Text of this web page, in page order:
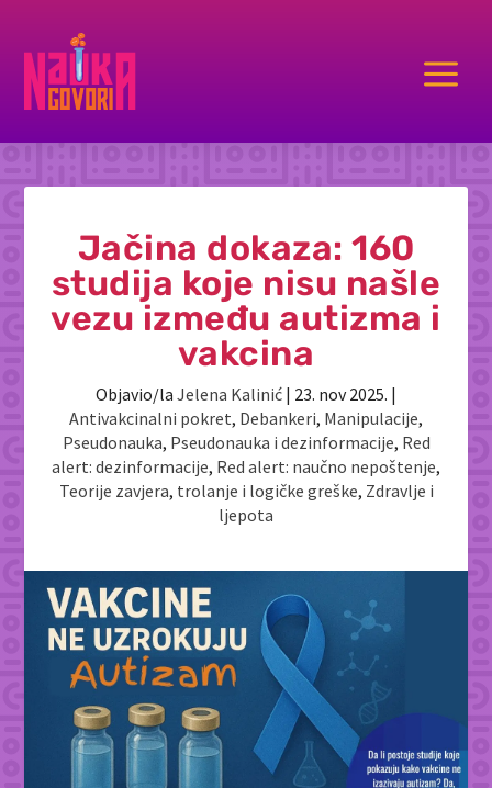
a
Jačina dokaza: 160
studija koje nisu našle
vezu između autizma i
vakcina
Objavio/la Jelena Kalinić | 23. nov 2025. |
Antivakcinalni pokret, Debankeri, Manipulacije,
Pseudonauka, Pseudonauka i dezinformacije, Red
alert: dezinformacije, Red alert: naučno nepoštenje,
Teorije zavjera, trolanje i logičke greške, Zdravlje i
ljepota